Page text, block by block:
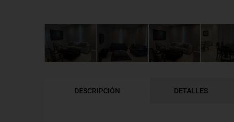
DESCRIPCIÓN DETALLES